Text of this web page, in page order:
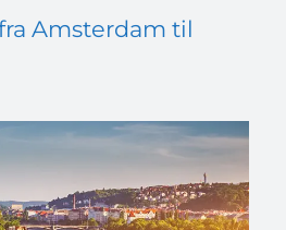
Amsterdam til